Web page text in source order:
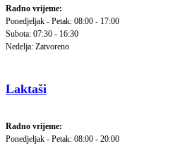
Radno vrijeme:
Ponedjeljak - Petak: 08:00 - 17:00
Subota: 07:30 - 16:30
Nedelja: Zatvoreno
Laktaši
Radno vrijeme:
Ponedjeljak - Petak: 08:00 - 20:00